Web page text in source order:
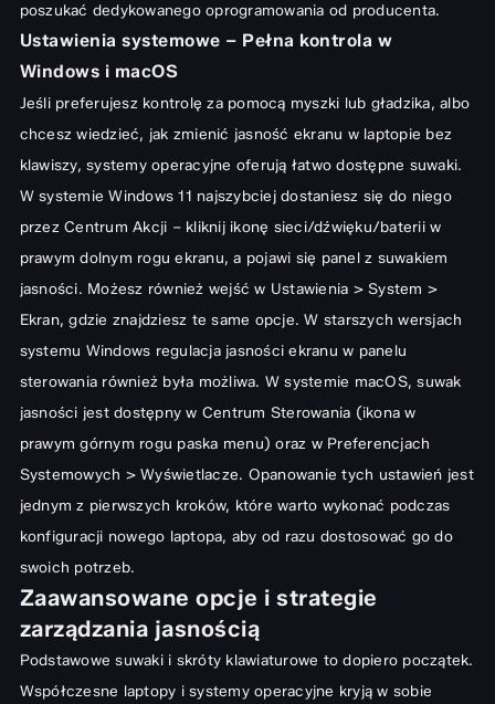
poszukać dedykowanego oprogramowania od producenta.
Ustawienia systemowe – Pełna kontrola w
Windows i macOS
Jeśli preferujesz kontrolę za pomocą myszki lub gładzika, albo
chcesz wiedzieć, jak zmienić jasność ekranu w laptopie bez
klawiszy, systemy operacyjne oferują łatwo dostępne suwaki.
W systemie Windows 11 najszybciej dostaniesz się do niego
przez Centrum Akcji – kliknij ikonę sieci/dźwięku/baterii w
prawym dolnym rogu ekranu, a pojawi się panel z suwakiem
jasności. Możesz również wejść w Ustawienia > System >
Ekran, gdzie znajdziesz te same opcje. W starszych wersjach
systemu Windows regulacja jasności ekranu w panelu
sterowania również była możliwa. W systemie macOS, suwak
jasności jest dostępny w Centrum Sterowania (ikona w
prawym górnym rogu paska menu) oraz w Preferencjach
Systemowych > Wyświetlacze. Opanowanie tych ustawień jest
jednym z pierwszych kroków, które warto wykonać podczas
konfiguracji nowego laptopa, aby od razu dostosować go do
swoich potrzeb.
Zaawansowane opcje i strategie
zarządzania jasnością
Podstawowe suwaki i skróty klawiaturowe to dopiero początek.
Współczesne laptopy i systemy operacyjne kryją w sobie